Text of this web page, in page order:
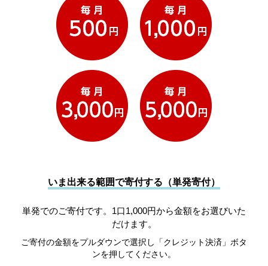
いま出来る範囲で寄付する（単発寄付）
単発でのご寄付です。1口1,000円から金額をお選びいた
だけます。
ご寄付の金額をプルダウンで選択し「クレジット決済」ボタ
ンを押してください。